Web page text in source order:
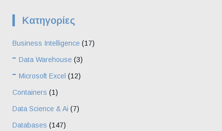
Kατηγορίες
Business Intelligence (17)
Data Warehouse (3)
Microsoft Excel (12)
Containers (1)
Data Science & Ai (7)
Databases (147)